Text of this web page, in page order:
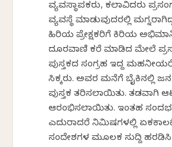
ವ್ಯವಸ್ಥಾಪಕರು, ಕಲಾವಿದರು
ವ್ಯವಸ್ಥೆ ಮಾಡುವುದರಲ್ಲಿ
ಹಿರಿಯ ಪ್ರೇಕ್ಷಕರಿಗೆ ಕಿರಿಯ
ದೂರವಾಣಿ ಕರೆ ಮಾಡಿದ ಮೇಲೆ
ಪುಸ್ತಕದ ಸಂಗ್ರಹ ಇದ್ದ
ಸಿಕ್ಕರು. ಅವರ ಮನೆಗೆ ಬೈಕಿನಲ್ಲಿ
ಪುಸ್ತಕ ತರಿಸಲಾಯಿತು. ತಡವಾಗಿ
ಆರಂಭಿಸಲಾಯಿತು. ಇಂತಹ
ಎದುರಾದರೆ ನಿಮಿಷಗಳಲ್ಲಿ
ಸಂದೇಶಗಳ ಮೂಲಕ ಸುದ್ದಿ ಹರಡಿಸಿ